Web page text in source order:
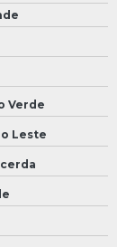
Verde
Leste